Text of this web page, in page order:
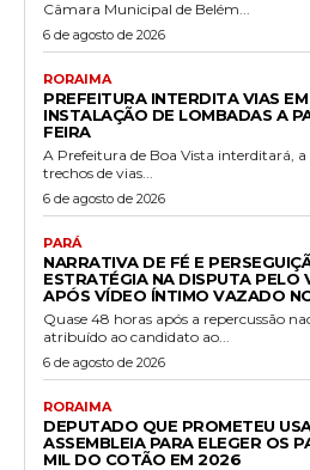
Câmara Municipal de Belém...
6 de agosto de 2026
RORAIMA
PREFEITURA INTERDITA VIAS
INSTALAÇÃO DE LOMBADAS A
FEIRA
A Prefeitura de Boa Vista interditará, a
trechos de vias...
6 de agosto de 2026
PARÁ
NARRATIVA DE FÉ E
ESTRATÉGIA NA DISPUTA PELO
APÓS VÍDEO ÍNTIMO VAZADO
Quase 48 horas após a repercussão
atribuído ao candidato ao...
6 de agosto de 2026
RORAIMA
DEPUTADO QUE PROMETEU
ASSEMBLEIA PARA ELEGER OS
MIL DO COTÃO EM 2026